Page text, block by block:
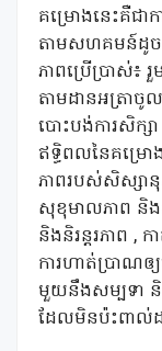
គម្រោងនេះគឺជា
តាមសហគមន៍ដូច
ភាពប្រើប្រាស់៖
តាមដានអត្រាចូល
បោះបង់ការសិក្ស
ឥទ្ធិពលនៃគម្រោ
ភាពរបស់សិស្សា
សុខុមាលភាព និង
និងនិរន្តរភាព ,
ការហាត់ប្រាណឲ្
មួយនឹងសម្បទា និ
ដែលមិនប៉ះពាល់